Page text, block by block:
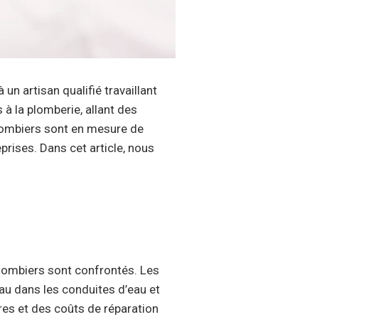
un artisan qualifié travaillant
la plomberie, allant des
sont en mesure de
Dans cet article, nous
sont confrontés. Les
dans les conduites d’eau et
et des coûts de réparation